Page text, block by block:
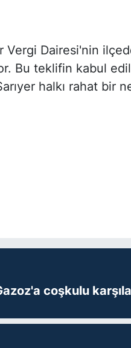
Dairesi'nin
Bu teklifin kabul
halkı rahat bir
coşkulu